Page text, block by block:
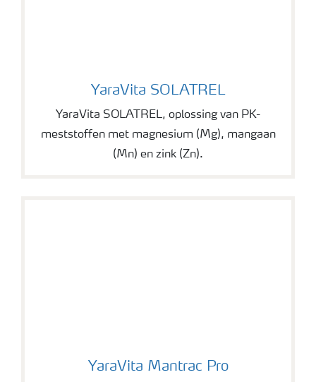
YaraVita SOLATREL
YaraVita SOLATREL, oplossing van PK-
meststoffen met magnesium (Mg), mangaan
(Mn) en zink (Zn).
YaraVita Mantrac Pro